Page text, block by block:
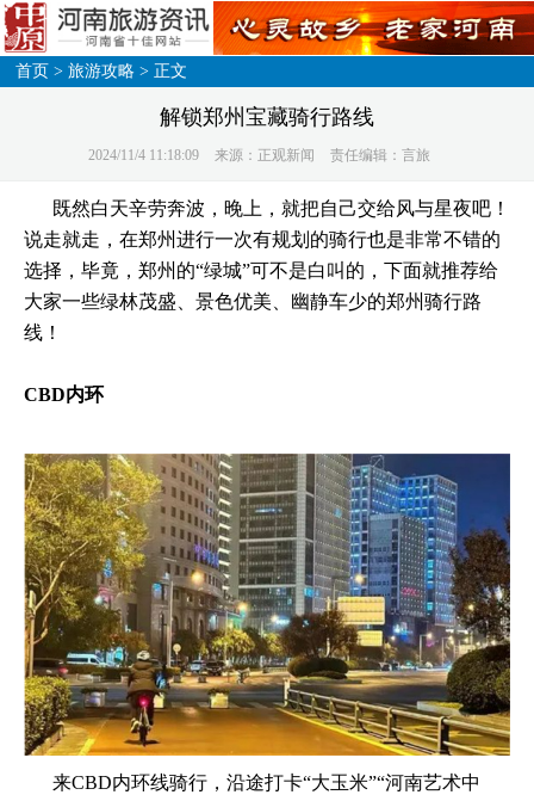
首页 >旅游攻略 > 正文
解锁郑州宝藏骑行路线
2024/11/4 11:18:09 来源：正观新闻 责任编辑：言旅
既然白天辛劳奔波，晚上，就把自己交给风与星夜吧！
说走就走，在郑州进行一次有规划的骑行也是非常不错的
选择，毕竟，郑州的“绿城”可不是白叫的，下面就推荐给
大家一些绿林茂盛、景色优美、幽静车少的郑州骑行路
线！
CBD内环
来CBD内环线骑行，沿途打卡“大玉米”“河南艺术中